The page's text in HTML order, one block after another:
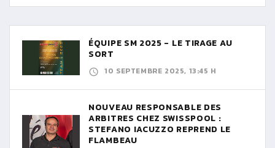
ÉQUIPE SM 2025 - LE TIRAGE AU
SORT
10 SEPTEMBRE 2025, 13:45 H
NOUVEAU RESPONSABLE DES
ARBITRES CHEZ SWISSPOOL :
STEFANO IACUZZO REPREND LE
FLAMBEAU